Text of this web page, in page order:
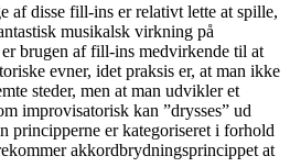
af disse fill-ins er relativt lette at spille,
musikalsk virkning på
brugen af fill-ins medvirkende til at
evner, idet praksis er, at man ikke
steder, men at man udvikler et
improvisatorisk kan ”drysses” ud
principperne er kategoriseret i forhold
akkordbrydningsprincippet at